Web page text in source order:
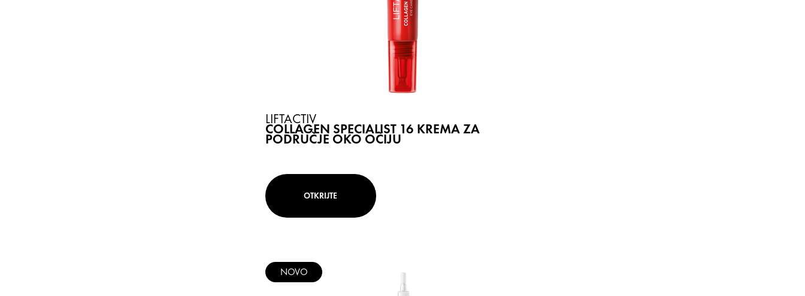
LIFTACTIV
COLLAGEN SPECIALIST 16 KREMA ZA
PODRUČJE OKO OČIJU
OTKRIJTE
NOVO